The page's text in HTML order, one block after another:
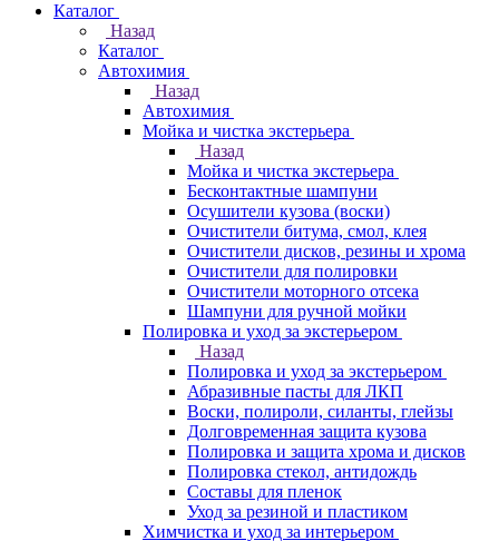
Каталог
Назад
Каталог
Автохимия
Назад
Автохимия
Мойка и чистка экстерьера
Назад
Мойка и чистка экстерьера
Бесконтактные шампуни
Осушители кузова (воски)
Очистители битума, смол, клея
Очистители дисков, резины и хрома
Очистители для полировки
Очистители моторного отсека
Шампуни для ручной мойки
Полировка и уход за экстерьером
Назад
Полировка и уход за экстерьером
Абразивные пасты для ЛКП
Воски, полироли, силанты, глейзы
Долговременная защита кузова
Полировка и защита хрома и дисков
Полировка стекол, антидождь
Составы для пленок
Уход за резиной и пластиком
Химчистка и уход за интерьером